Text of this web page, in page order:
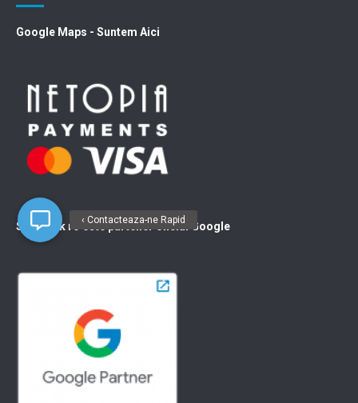
Google Maps - Suntem Aici
SEOmark ro este partener oficial Google
‹ Contacteaza-ne Rapid